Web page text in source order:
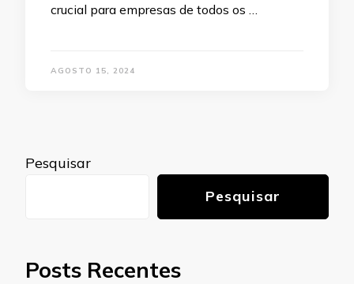
crucial para empresas de todos os …
AGOSTO 15, 2024
Pesquisar
Pesquisar
Posts Recentes